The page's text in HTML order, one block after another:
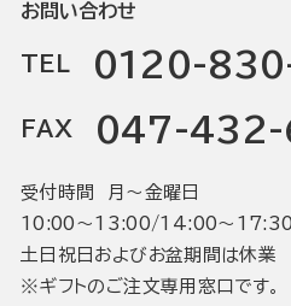
お問い合わせ
TEL 0120-
FAX 047-432-
受付時間 月〜金曜日
10:00〜13:00/14:00〜17:30
土日祝日およびお盆期間は休業
※ギフトのご注文専用窓口です。